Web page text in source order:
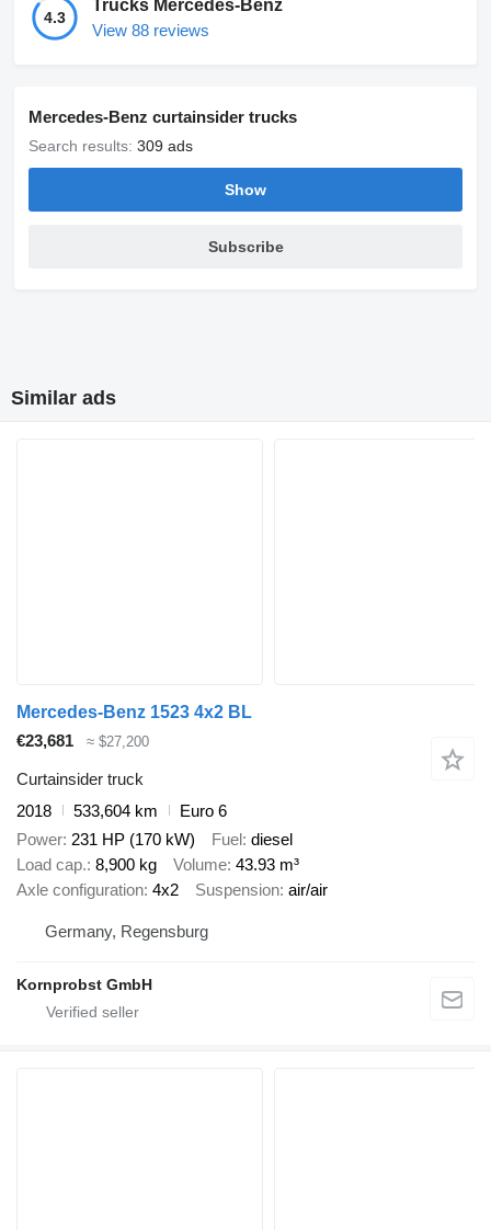
4.3
Trucks Mercedes-Benz
View 88 reviews
Mercedes-Benz curtainsider trucks
Search results: 309 ads
Show
Subscribe
Similar ads
Mercedes-Benz 1523 4x2 BL
€23,681
≈ $27,200
Curtainsider truck
2018
533,604 km
Euro 6
Power 231 HP (170 kW) Fuel diesel
Load cap. 8,900 kg Volume 43.93 m³
Axle configuration 4x2 Suspension air/air
Germany, Regensburg
Kornprobst GmbH